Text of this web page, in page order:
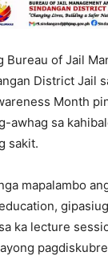
Bureau of Jail
District Jail
Month
awhag sa
sakit.
mapalambo
ka lecture